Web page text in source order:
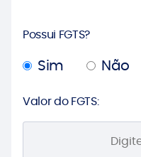
Possui FGTS?
Sim Não
Valor do FGTS: